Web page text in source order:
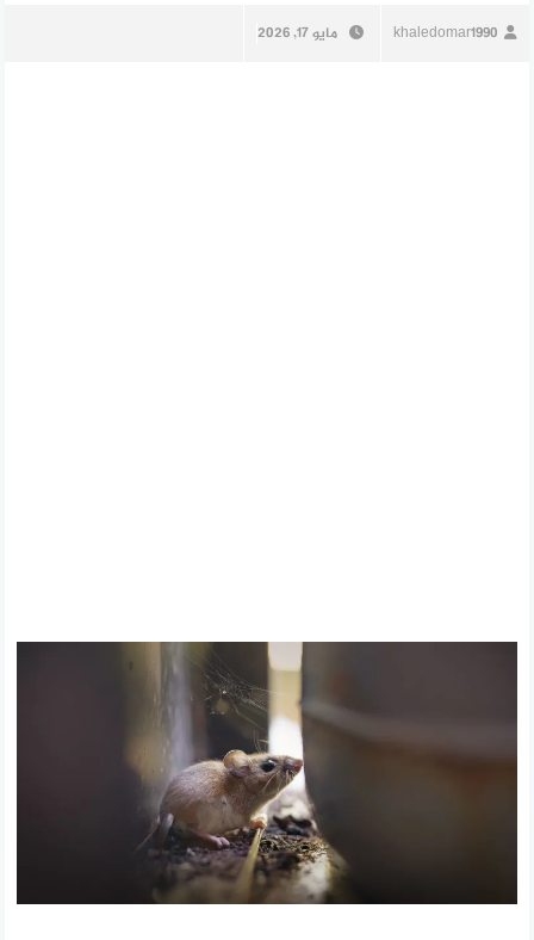
khaledomar1990 مايو 17, 2026